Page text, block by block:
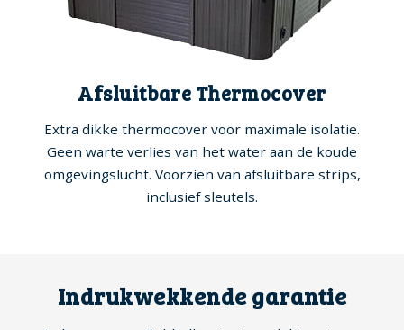
Afsluitbare Thermocover
Extra dikke thermocover voor maximale isolatie.
Geen warte verlies van het water aan de koude
omgevingslucht. Voorzien van afsluitbare strips,
inclusief sleutels.
Indrukwekkende garantie